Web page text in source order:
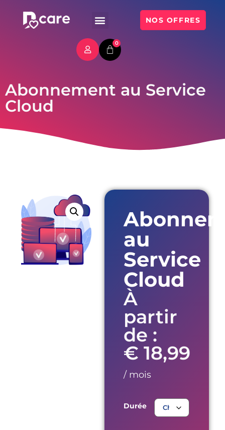
NOS OFFRES
0
Abonnement au Service
Cloud
au
Service
Cloud
À
partir
de :
€ 18,99
/ mois
Durée